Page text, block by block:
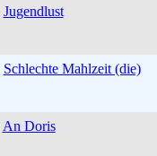
Jugendlust
Schlechte Mahlzeit (die)
An Doris